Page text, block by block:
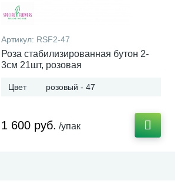
Артикул: RSF2-47
Роза стабилизированная бутон 2-
3см 21шт, розовая
Цвет розовый - 47
1 600 руб. /упак